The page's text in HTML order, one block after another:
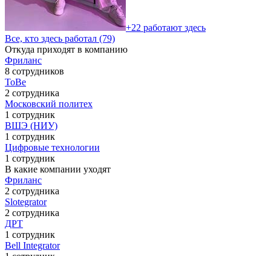
+22 работают здесь
Все, кто здесь работал (79)
Откуда приходят в компанию
Фриланс
8 сотрудников
ToBe
2 сотрудника
Московский политех
1 сотрудник
ВШЭ (НИУ)
1 сотрудник
Цифровые технологии
1 сотрудник
В какие компании уходят
Фриланс
2 сотрудника
Slotegrator
2 сотрудника
ДРТ
1 сотрудник
Bell Integrator